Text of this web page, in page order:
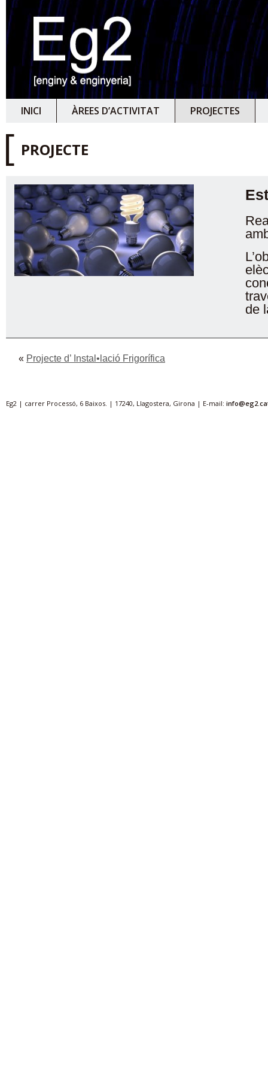
INICI ÀREES D’ACTIVITAT PROJECTES
[ PROJECTE
de
« Projecte d’ Instal•lació Frigorífica
Eg2 | carrer Processó, 6 Baixos. | 17240, Llagostera, Girona | E-mail: